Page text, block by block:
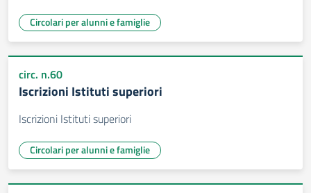
Circolari per alunni e famiglie
circ. n.60
Iscrizioni Istituti superiori
Iscrizioni Istituti superiori
Circolari per alunni e famiglie